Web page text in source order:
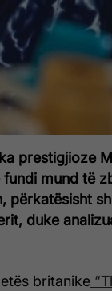
prestigjioze
mund të
përkatësisht
duke
britanike